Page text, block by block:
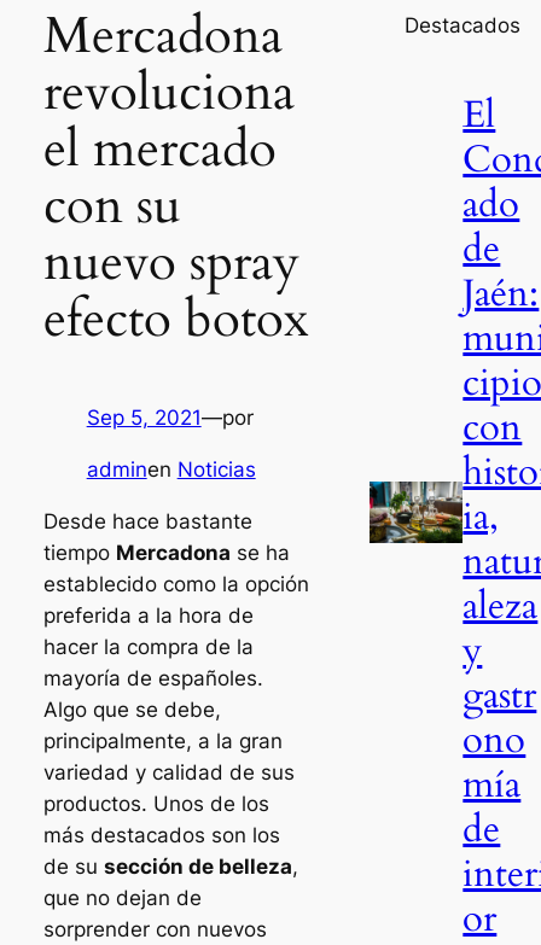
Mercadona
revoluciona
el mercado
con su
nuevo spray
efecto botox
Sep 5, 2021—por
adminen Noticias
Desde hace bastante
tiempo Mercadona se ha
establecido como la opción
preferida a la hora de
hacer la compra de la
mayoría de españoles.
Algo que se debe,
principalmente, a la gran
variedad y calidad de sus
productos. Unos de los
más destacados son los
de su sección de belleza,
que no dejan de
sorprender con nuevos
Destacados
El
ado
de
Jaén:
con
ia,
aleza
y
gastr
ono
mía
de
or